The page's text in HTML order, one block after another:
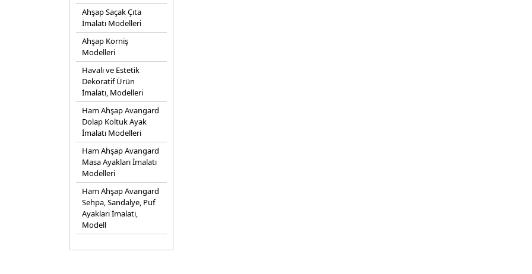
Ahşap Saçak Çıta
İmalatı Modelleri
Ahşap Korniş
Modelleri
Havalı ve Estetik
Dekoratif Ürün
İmalatı, Modelleri
Ham Ahşap Avangard
Dolap Koltuk Ayak
İmalatı Modelleri
Ham Ahşap Avangard
Masa Ayakları İmalatı
Modelleri
Ham Ahşap Avangard
Sehpa, Sandalye, Puf
Ayakları İmalatı,
Modell